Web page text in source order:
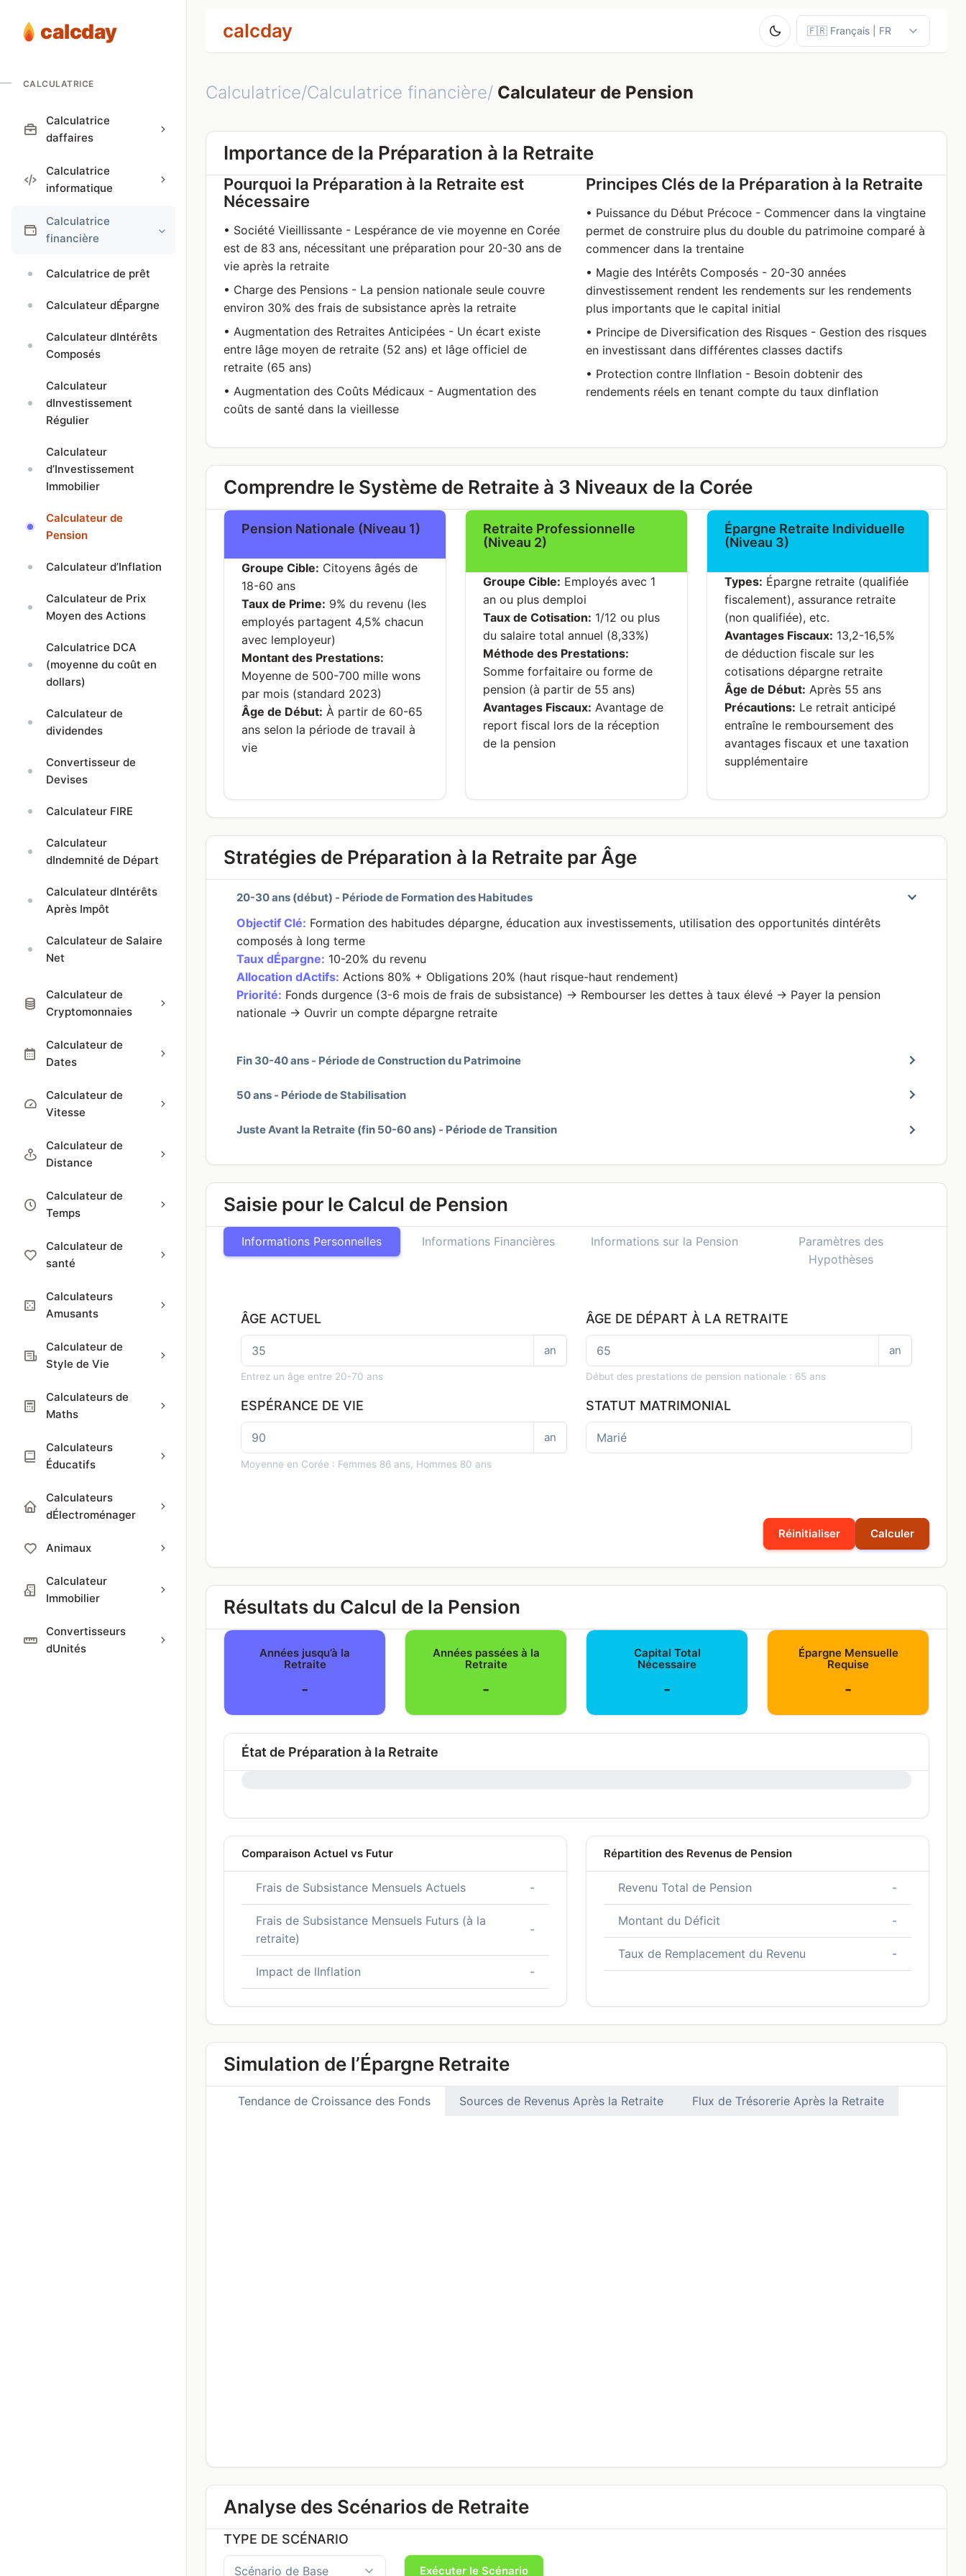
calcday
CALCULATRICE
Calculatrice
daffaires
Calculatrice
informatique
Calculatrice
financière
Calculatrice de prêt
Calculateur dÉpargne
Calculateur dIntérêts
Composés
Calculateur
dInvestissement
Régulier
Calculateur
d’Investissement
Immobilier
Calculateur de
Pension
Calculateur d’Inflation
Calculateur de Prix
Moyen des Actions
Calculatrice DCA
(moyenne du coût en
dollars)
Calculateur de
dividendes
Convertisseur de
Devises
Calculateur FIRE
Calculateur
dIndemnité de Départ
Calculateur dIntérêts
Après Impôt
Calculateur de Salaire
Net
Calculateur de
Cryptomonnaies
Calculateur de
Dates
Calculateur de
Vitesse
Calculateur de
Distance
Calculateur de
Temps
Calculateur de
santé
Calculateurs
Amusants
Calculateur de
Style de Vie
Calculateurs de
Maths
Calculateurs
Éducatifs
Calculateurs
dÉlectroménager
Animaux
Calculateur
Immobilier
Convertisseurs
dUnités
calcday
Calculatrice/Calculatrice financière/ Calculateur de Pension
Importance de la Préparation à la Retraite
Pourquoi la Préparation à la Retraite est
Nécessaire
• Société Vieillissante - Lespérance de vie moyenne en Corée
est de 83 ans, nécessitant une préparation pour 20-30 ans de
vie après la retraite
• Charge des Pensions - La pension nationale seule couvre
environ 30% des frais de subsistance après la retraite
• Augmentation des Retraites Anticipées - Un écart existe
entre lâge moyen de retraite (52 ans) et lâge officiel de
retraite (65 ans)
• Augmentation des Coûts Médicaux - Augmentation des
coûts de santé dans la vieillesse
Principes Clés de la Préparation à la Retraite
• Puissance du Début Précoce - Commencer dans la vingtaine
permet de construire plus du double du patrimoine comparé à
commencer dans la trentaine
• Magie des Intérêts Composés - 20-30 années
dinvestissement rendent les rendements sur les rendements
plus importants que le capital initial
• Principe de Diversification des Risques - Gestion des risques
en investissant dans différentes classes dactifs
• Protection contre lInflation - Besoin dobtenir des
rendements réels en tenant compte du taux dinflation
Comprendre le Système de Retraite à 3 Niveaux de la Corée
Pension Nationale (Niveau 1)
Groupe Cible: Citoyens âgés de
18-60 ans
Taux de Prime: 9% du revenu (les
employés partagent 4,5% chacun
avec lemployeur)
Montant des Prestations:
Moyenne de 500-700 mille wons
par mois (standard 2023)
Âge de Début: À partir de 60-65
ans selon la période de travail à
vie
Retraite Professionnelle
(Niveau 2)
Groupe Cible: Employés avec 1
an ou plus demploi
Taux de Cotisation: 1/12 ou plus
du salaire total annuel (8,33%)
Méthode des Prestations:
Somme forfaitaire ou forme de
pension (à partir de 55 ans)
Avantages Fiscaux: Avantage de
report fiscal lors de la réception
de la pension
Épargne Retraite Individuelle
(Niveau 3)
Types: Épargne retraite (qualifiée
fiscalement), assurance retraite
(non qualifiée), etc.
Avantages Fiscaux: 13,2-16,5%
de déduction fiscale sur les
cotisations dépargne retraite
Âge de Début: Après 55 ans
Précautions: Le retrait anticipé
entraîne le remboursement des
avantages fiscaux et une taxation
supplémentaire
Stratégies de Préparation à la Retraite par Âge
20-30 ans (début) - Période de Formation des Habitudes
Objectif Clé: Formation des habitudes dépargne, éducation aux investissements, utilisation des opportunités dintérêts
composés à long terme
Taux dÉpargne: 10-20% du revenu
Allocation dActifs: Actions 80% + Obligations 20% (haut risque-haut rendement)
Priorité: Fonds durgence (3-6 mois de frais de subsistance) → Rembourser les dettes à taux élevé → Payer la pension
nationale → Ouvrir un compte dépargne retraite
Fin 30-40 ans - Période de Construction du Patrimoine
50 ans - Période de Stabilisation
Juste Avant la Retraite (fin 50-60 ans) - Période de Transition
Saisie pour le Calcul de Pension
Informations Personnelles Informations Financières Informations sur la Pension
Paramètres des
Hypothèses
ÂGE ACTUEL
an
Entrez un âge entre 20-70 ans
ÂGE DE DÉPART À LA RETRAITE
an
Début des prestations de pension nationale : 65 ans
ESPÉRANCE DE VIE
an
Moyenne en Corée : Femmes 86 ans, Hommes 80 ans
STATUT MATRIMONIAL
Réinitialiser Calculer
Résultats du Calcul de la Pension
Années jusqu’à la
Retraite
-
Années passées à la
Retraite
-
Capital Total
Nécessaire
-
Épargne Mensuelle
Requise
-
État de Préparation à la Retraite
Comparaison Actuel vs Futur
Frais de Subsistance Mensuels Actuels -
Frais de Subsistance Mensuels Futurs (à la
retraite)
-
Impact de lInflation -
Répartition des Revenus de Pension
Revenu Total de Pension -
Montant du Déficit -
Taux de Remplacement du Revenu -
Simulation de l’Épargne Retraite
Tendance de Croissance des Fonds Sources de Revenus Après la Retraite Flux de Trésorerie Après la Retraite
Analyse des Scénarios de Retraite
TYPE DE SCÉNARIO
Exécuter le Scénario